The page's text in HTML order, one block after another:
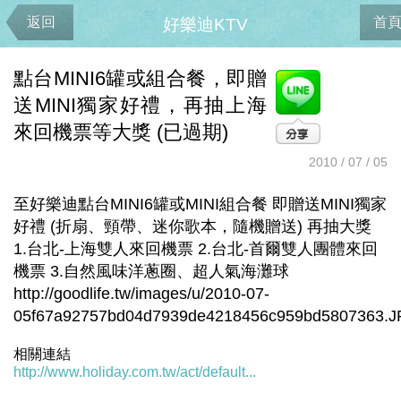
返回 首頁
好樂迪KTV
點台MINI6罐或組合餐，即贈
送MINI獨家好禮，再抽上海
來回機票等大獎 (已過期)
2010 / 07 / 05
至好樂迪點台MINI6罐或MINI組合餐 即贈送MINI獨家
好禮 (折扇、頸帶、迷你歌本，隨機贈送) 再抽大獎
1.台北-上海雙人來回機票 2.台北-首爾雙人團體來回
機票 3.自然風味洋蔥圈、超人氣海灘球
http://goodlife.tw/images/u/2010-07-
相關連結
http://www.holiday.com.tw/act/default...